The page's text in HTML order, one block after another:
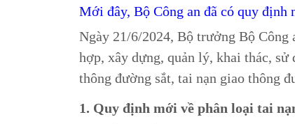
Mới đây, Bộ Công an đã có quy
Ngày 21/6/2024, Bộ trưởng Bộ Công
hợp, xây dựng, quản lý, khai thác,
thông đường sắt, tai nạn giao thông
1. Quy định mới về phân loại tai